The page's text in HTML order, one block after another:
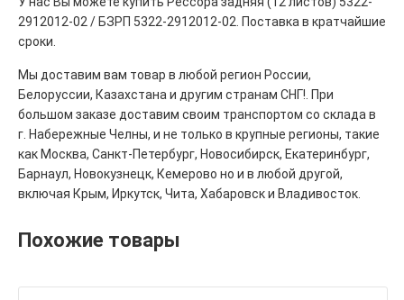
2912012-02 / БЗРП 5322-2912012-02. Поставка в кратчайшие
сроки.
Мы доставим вам товар в любой регион России,
Белоруссии, Казахстана и другим странам СНГ!. При
большом заказе доставим своим транспортом со склада в
г. Набережные Челны, и не только в крупные регионы, такие
как Москва, Санкт-Петербург, Новосибирск, Екатеринбург,
Барнаул, Новокузнецк, Кемерово но и в любой другой,
включая Крым, Иркутск, Чита, Хабаровск и Владивосток.
Похожие товары